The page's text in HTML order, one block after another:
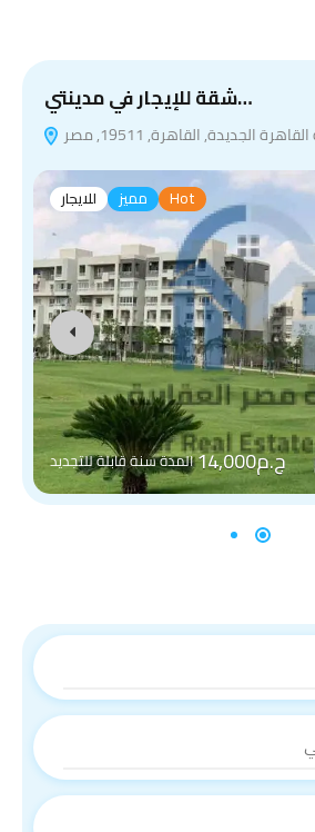
شقة للإيجار في مدينتي…
الجديدة, القاهرة, 19511, مصر
للايجار مميز Hot
ج.م14,000 المدة سنة قابلة للتجديد